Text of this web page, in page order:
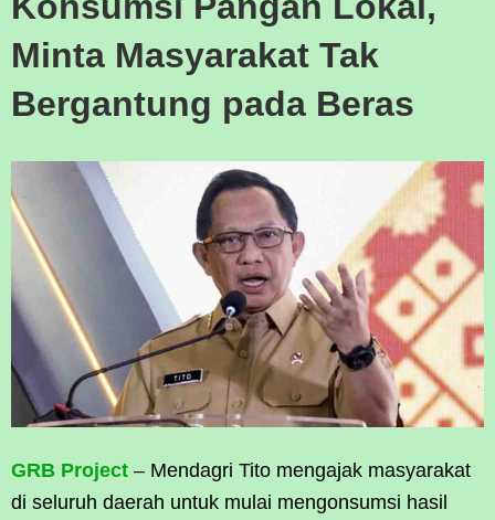
Minta Masyarakat Tak
Bergantung pada Beras
GRB Project – Mendagri Tito mengajak masyarakat
di seluruh daerah untuk mulai mengonsumsi hasil